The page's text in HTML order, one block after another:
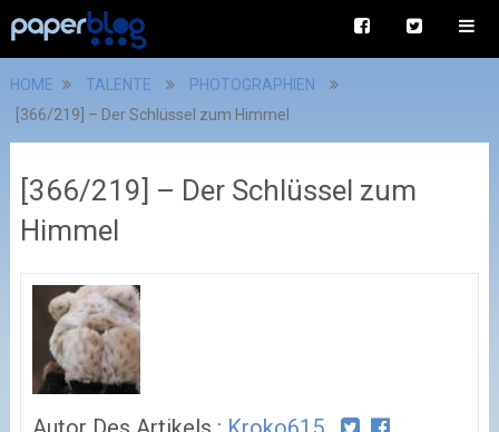
HOME TALENTE
PHOTOGRAPHIEN
[366/219] – Der Schlüssel zum Himmel
[366/219] – Der Schlüssel zum
Himmel